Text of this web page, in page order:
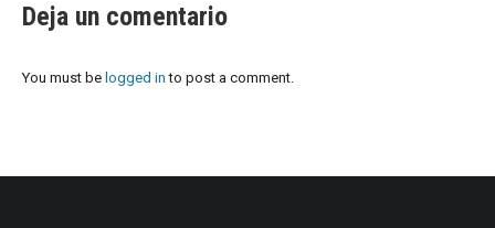
Deja un comentario
You must be logged in to post a comment.